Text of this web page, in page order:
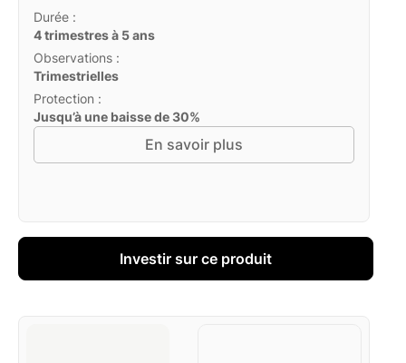
Durée :
4 trimestres à 5 ans
Observations :
Trimestrielles
Protection :
Jusqu’à une baisse de 30%
En savoir plus
Investir sur ce produit